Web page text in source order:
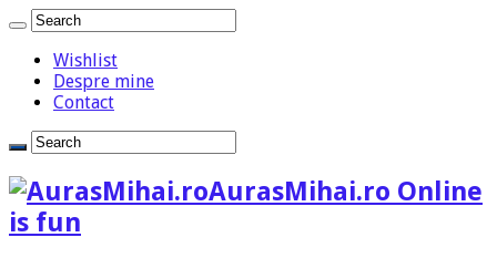
Wishlist
Despre mine
Contact
AurasMihai.ro Online
is fun